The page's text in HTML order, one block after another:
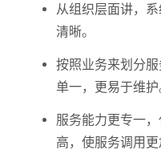
从组织层面讲，
清晰。
按照业务来划分
单一，更易于维护
服务能力更专一
高，使服务调用更